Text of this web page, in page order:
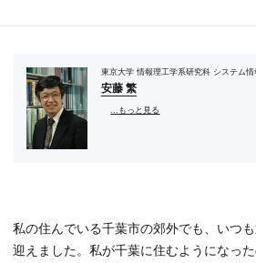
東京大学 情報理工学系研究科 システム
安藤 繁
...もっと見る
私の住んでいる千葉市の郊外でも、いつ
迎えました。私が千葉に住むようになった